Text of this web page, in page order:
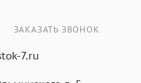
ЗАКАЗАТЬ ЗВОНОК
7.ru